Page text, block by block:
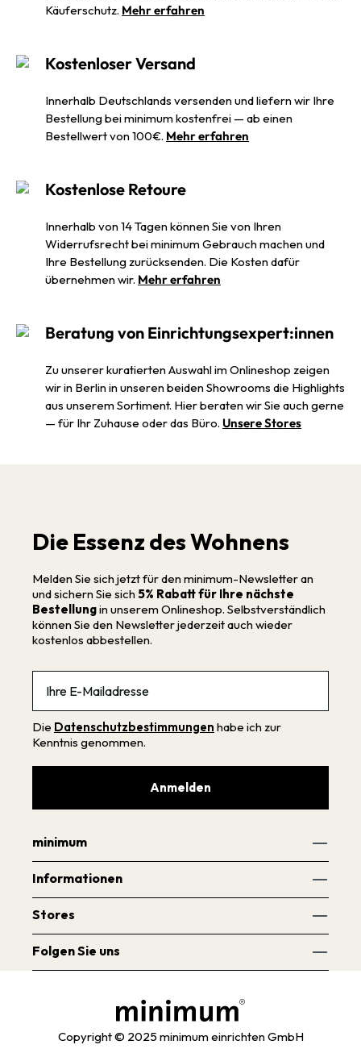
Käuferschutz. Mehr erfahren
Kostenloser Versand
Innerhalb Deutschlands versenden und liefern wir Ihre
Bestellung bei minimum kostenfrei — ab einen
Bestellwert von 100€. Mehr erfahren
Kostenlose Retoure
Innerhalb von 14 Tagen können Sie von Ihren
Widerrufsrecht bei minimum Gebrauch machen und
Ihre Bestellung zurücksenden. Die Kosten dafür
übernehmen wir. Mehr erfahren
Beratung von Einrichtungsexpert:innen
Zu unserer kuratierten Auswahl im Onlineshop zeigen
wir in Berlin in unseren beiden Showrooms die Highlights
aus unserem Sortiment. Hier beraten wir Sie auch gerne
— für Ihr Zuhause oder das Büro. Unsere Stores
Die Essenz des Wohnens
Melden Sie sich jetzt für den minimum-Newsletter an
und sichern Sie sich 5% Rabatt für Ihre nächste
Bestellungin unserem Onlineshop. Selbstverständlich
können Sie den Newsletter jederzeit auch wieder
kostenlos abbestellen.
Die Datenschutzbestimmungen habe ich zur
Kenntnis genommen.
Anmelden
minimum
Informationen
Stores
Folgen Sie uns
Copyright © 2025 minimum einrichten GmbH